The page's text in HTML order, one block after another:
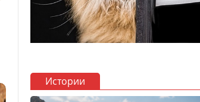
Истории